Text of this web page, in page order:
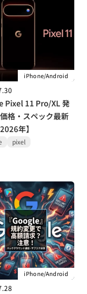
iPhone/Android
Pixel 11 Pro/XL 発
格・スペック最新
年】
pixel
iPhone/Android